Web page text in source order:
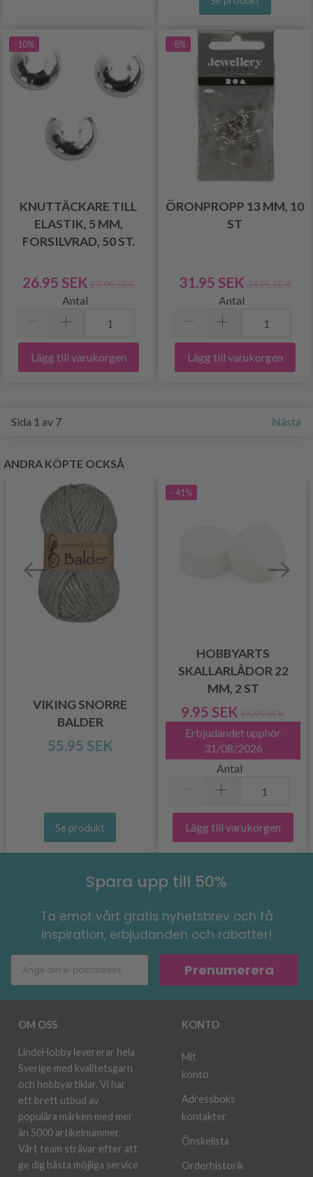
-10%
KNUTTÄCKARE TILL
ELASTIK, 5 MM,
FORSILVRAD, 50 ST.
26.95 SEK 29.95 SEK
Antal
Lägg till varukorgen
-8%
ÖRONPROPP 13 MM, 10
ST
31.95 SEK 34.95 SEK
Antal
Lägg till varukorgen
Sida 1 av 7 Nästa
ANDRA KÖPTE OCKSÅ
VIKING SNORRE
BALDER
55.95 SEK
Se produkt
- 41%
HOBBYARTS
SKALLARLÅDOR 22
MM, 2 ST
9.95 SEK 16.95 SEK
Erbjudandet upphör
31/08/2026
Antal
Lägg till varukorgen
Spara upp till 50%
Ta emot vårt gratis nyhetsbrev och få
inspiration, erbjudanden och rabatter!
Prenumerera
OM OSS
LindeHobby levererar hela
Sverige med kvalitetsgarn
och hobbyartiklar. Vi har
ett brett utbud av
populära märken med mer
än 5000 artikelnummer.
Vårt team strävar efter att
ge dig bästa möjliga service
KONTO
Mit
konto
Adressboks
kontakter
Önskelista
Orderhistorik